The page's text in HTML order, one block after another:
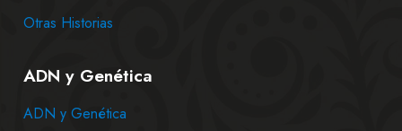
Otras Historias
ADN y Genética
ADN y Genética